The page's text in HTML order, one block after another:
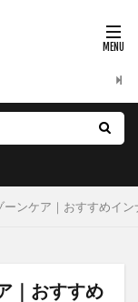
ンケア｜おすすめイ
｜おすすめ